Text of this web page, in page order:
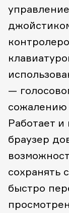
—
сожалению
Работает
браузер
сохранять
быстро